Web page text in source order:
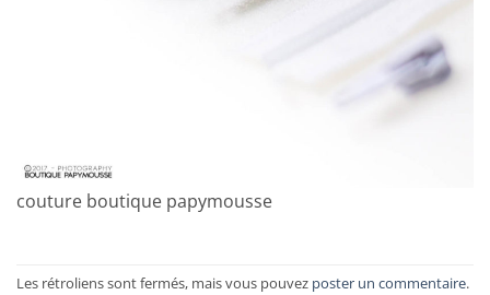
couture boutique papymousse
Les rétroliens sont fermés, mais vous pouvez poster un commentaire.